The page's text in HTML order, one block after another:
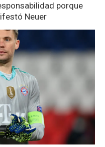
porque
Neuer